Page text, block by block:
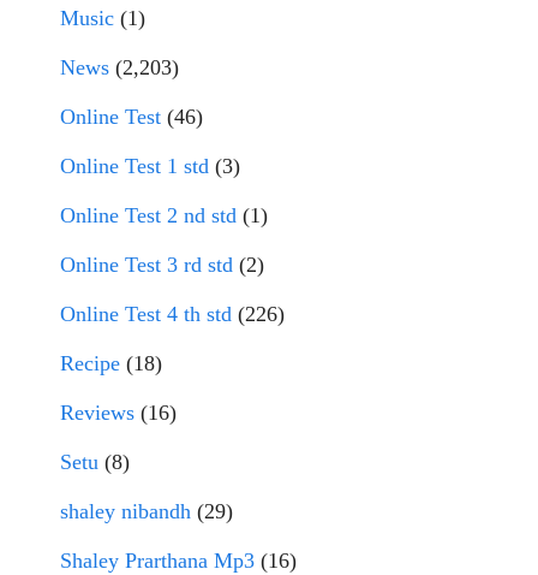
Music (1)
News (2,203)
Online Test (46)
Online Test 1 std (3)
Online Test 2 nd std (1)
Online Test 3 rd std (2)
Online Test 4 th std (226)
Recipe (18)
Reviews (16)
Setu (8)
shaley nibandh (29)
Shaley Prarthana Mp3 (16)